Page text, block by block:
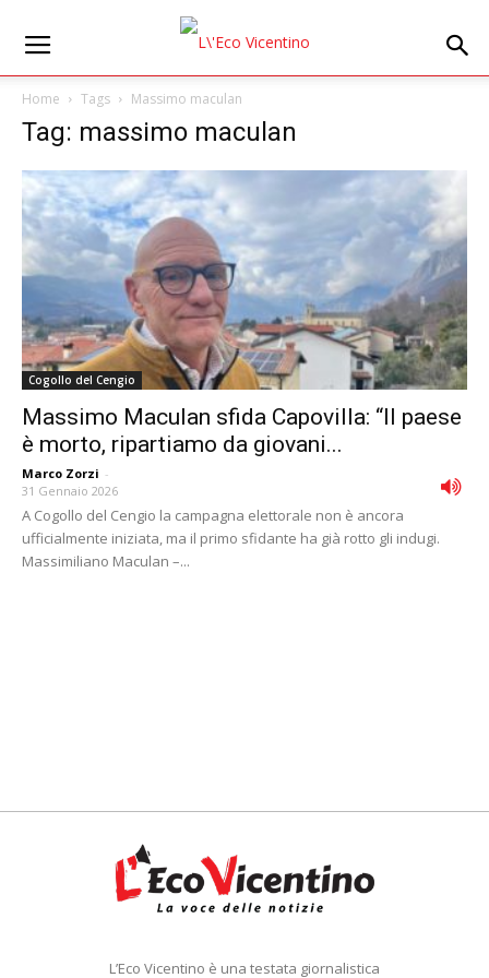
Home Tags Massimo maculan
Tag: massimo maculan
Cogollo del Cengio
Massimo Maculan sfida Capovilla: “Il paese
è morto, ripartiamo da giovani...
Marco Zorzi -
31 Gennaio 2026
A Cogollo del Cengio la campagna elettorale non è ancora
ufficialmente iniziata, ma il primo sfidante ha già rotto gli indugi.
Massimiliano Maculan –...
L’Eco Vicentino è una testata giornalistica